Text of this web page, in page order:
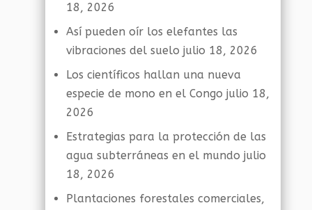
18, 2026
Así pueden oír los elefantes las
vibraciones del suelo julio 18, 2026
Los científicos hallan una nueva
especie de mono en el Congo julio 18,
2026
Estrategias para la protección de las
agua subterráneas en el mundo julio
18, 2026
Plantaciones forestales comerciales,